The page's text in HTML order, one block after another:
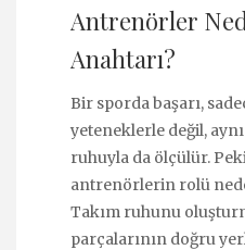
Antrenörler
Anahtarı?
Bir sporda başarı,
yeteneklerle değil,
ruhuyla da ölçülür.
antrenörlerin rolü
Takım ruhunu
parçalarının doğru